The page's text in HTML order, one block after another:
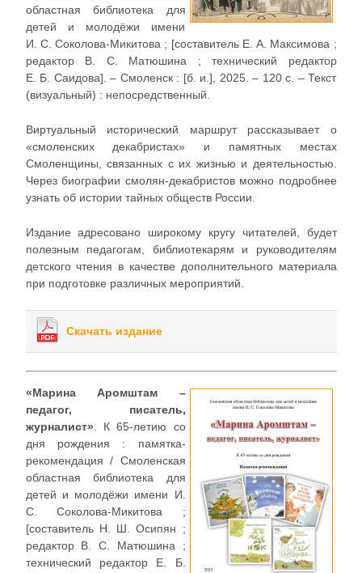
областная библиотека для
детей и молодёжи имени
И. С. Соколова-Микитова ; [составитель Е. А. Максимова ;
редактор В. С. Матюшина ; технический редактор
Е. Б. Саидова]. – Смоленск : [б. и.], 2025. – 120 с. – Текст
(визуальный) : непосредственный.
Виртуальный исторический маршрут рассказывает о
«смоленских декабристах» и памятных местах
Смоленщины, связанных с их жизнью и деятельностью.
Через биографии смолян-декабристов можно подробнее
узнать об истории тайных обществ России.
Издание адресовано широкому кругу читателей, будет
полезным педагогам, библиотекарям и руководителям
детского чтения в качестве дополнительного материала
при подготовке различных мероприятий.
Скачать издание
«Марина Аромштам –
педагог, писатель,
журналист» . К 65-летию со
дня рождения : памятка-
рекомендация / Смоленская
областная библиотека для
детей и молодёжи имени И.
С. Соколова-Микитова ;
[составитель Н. Ш. Осипян ;
редактор В. С. Матюшина ;
технический редактор Е. Б.